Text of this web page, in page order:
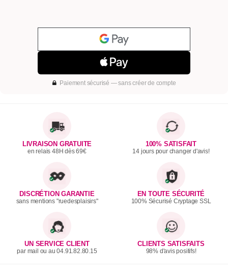
Paiement sécurisé — sans créer de compte
LIVRAISON GRATUITE
en relais 48H dès 69€
100% SATISFAIT
14 jours pour changer d'avis!
DISCRÉTION GARANTIE
sans mentions "ruedesplaisirs"
EN TOUTE SÉCURITÉ
100% Sécurisé Cryptage SSL
UN SERVICE CLIENT
par mail ou au 04.91.82.80.15
CLIENTS SATISFAITS
98% d'avis positifs!